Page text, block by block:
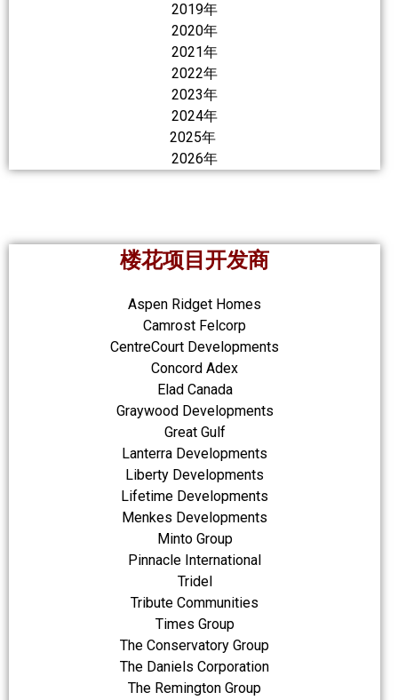
2019年
2020年
2021年
2022年
2023年
2024年
2025年
2026年
楼花项目开发商
Aspen Ridget Homes
Camrost Felcorp
CentreCourt Developments
Concord Adex
Elad Canada
Graywood Developments
Great Gulf
Lanterra Developments
Liberty Developments
Lifetime Developments
Menkes Developments
Minto Group
Pinnacle International
Tridel
Tribute Communities
Times Group
The Conservatory Group
The Daniels Corporation
The Remington Group